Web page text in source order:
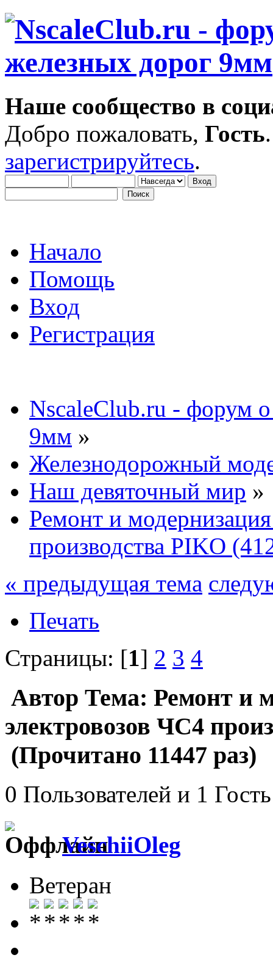
Наше сообщество в
Добро пожаловать, Гость
зарегистрируйтесь.
Начало
Помощь
Вход
Регистрация
NscaleClub.ru - форум
9мм »
Железнодорожный
Наш девяточный мир »
Ремонт и
производства PIKO
« предыдущая тема
Печать
Страницы: [1] 2 3 4
Автор Тема: Ремонт и
электровозов ЧС4
(Прочитано 11447 раз)
0 Пользователей и 1
VeschiiOleg
Ветеран